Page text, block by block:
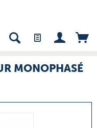
MONOPHASÉ